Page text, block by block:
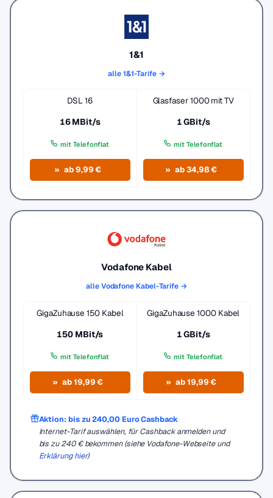
1&1
alle 1&1-Tarife →
DSL 16
16 MBit/s
mit Telefonflat
ab 9,99 €
Glasfaser 1000 mit TV
1 GBit/s
mit Telefonflat
ab 34,98 €
Vodafone Kabel
alle Vodafone Kabel-Tarife →
GigaZuhause 150 Kabel
150 MBit/s
mit Telefonflat
ab 19,99 €
GigaZuhause 1000 Kabel
1 GBit/s
mit Telefonflat
ab 19,99 €
Aktion: bis zu 240,00 Euro Cashback
Internet-Tarif auswählen, für Cashback anmelden und
bis zu 240 € bekommen (siehe Vodafone-Webseite und
Erklärung hier)